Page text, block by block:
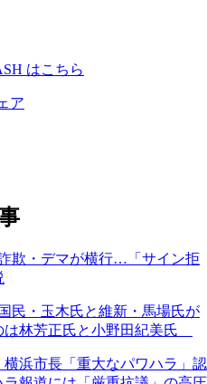
欺・デマが横行…「サイン拒
民・玉木氏と維新・馬場氏が
林芳正氏と小野田紀美氏
横浜市長「重大なパワハラ」認